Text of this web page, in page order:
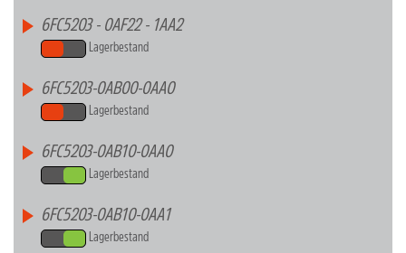
6FC5203 - 0AF22 - 1AA2
Lagerbestand
6FC5203-0AB00-0AA0
Lagerbestand
6FC5203-0AB10-0AA0
Lagerbestand
6FC5203-0AB10-0AA1
Lagerbestand